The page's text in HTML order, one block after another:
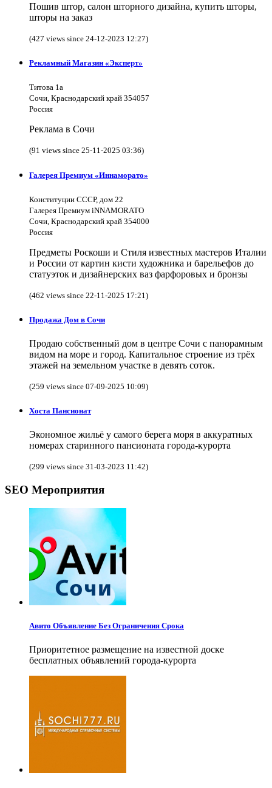
Пошив штор, салон шторного дизайна, купить шторы,
шторы на заказ
(427 views since 24-12-2023 12:27)
Рекламный Магазин «Эксперт»
Титова 1а
Сочи, Краснодарский край 354057
Россия
Реклама в Сочи
(91 views since 25-11-2025 03:36)
Галерея Премиум «Иннаморато»
Конституции СССР, дом 22
Галерея Премиум iNNAMORATO
Сочи, Краснодарский край 354000
Россия
Предметы Роскоши и Стиля известных мастеров Италии
и России от картин кисти художника и барельефов до
статуэток и дизайнерских ваз фарфоровых и бронзы
(462 views since 22-11-2025 17:21)
Продажа Дом в Сочи
Продаю собственный дом в центре Сочи с панорамным
видом на море и город. Капитальное строение из трёх
этажей на земельном участке в девять соток.
(259 views since 07-09-2025 10:09)
Хоста Пансионат
Экономное жильё у самого берега моря в аккуратных
номерах старинного пансионата города-курорта
(299 views since 31-03-2023 11:42)
SEO Мероприятия
Авито Объявление Без Ограничения Срока
Приоритетное размещение на известной доске
бесплатных объявлений города-курорта